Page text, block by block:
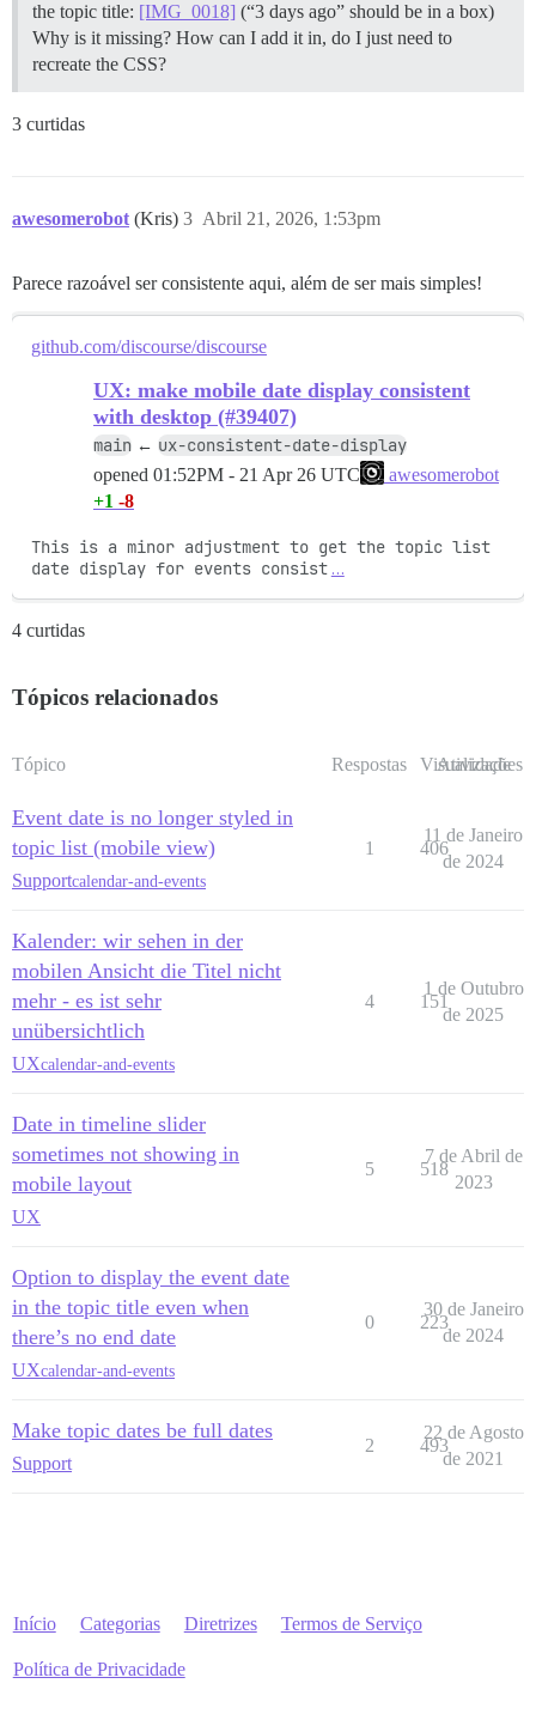
the topic title: [IMG_0018] (“3 days ago” should be in a box)
Why is it missing? How can I add it in, do I just need to
recreate the CSS?
3 curtidas
awesomerobot (Kris) Abril 21, 2026, 1:53pm
3
Parece razoável ser consistente aqui, além de ser mais simples!
github.com/discourse/discourse
UX: make mobile date display consistent
with desktop (#39407)
main ← ux-consistent-date-display
opened 01:52PM - 21 Apr 26 UTC
awesomerobot
+1 -8
This is a minor adjustment to get the topic list
date display for events consist …
4 curtidas
Tópicos relacionados
Tópico Respostas Visualizações
Atividade
Event date is no longer styled in
topic list (mobile view)
Supportcalendar-and-events
1 406
11 de Janeiro
de 2024
Kalender: wir sehen in der
mobilen Ansicht die Titel nicht
mehr - es ist sehr
unübersichtlich
UXcalendar-and-events
4 151
1 de Outubro
de 2025
Date in timeline slider
sometimes not showing in
mobile layout
UX
5 518
7 de Abril de
2023
Option to display the event date
in the topic title even when
there’s no end date
UXcalendar-and-events
0 223
30 de Janeiro
de 2024
Make topic dates be full dates
Support
2 493
22 de Agosto
de 2021
Início Categorias Diretrizes Termos de Serviço
Política de Privacidade